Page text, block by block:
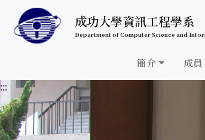
跳至中央內容區塊
成功大學資訊工程學系
Department of Computer Science and
簡介 成員
:::